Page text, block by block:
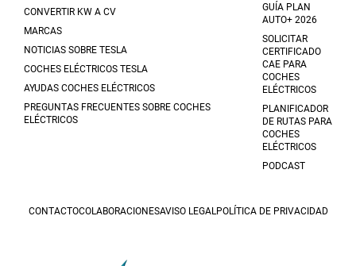
CONVERTIR KW A CV
MARCAS
NOTICIAS SOBRE TESLA
COCHES ELÉCTRICOS TESLA
AYUDAS COCHES ELÉCTRICOS
PREGUNTAS FRECUENTES SOBRE COCHES
ELÉCTRICOS
GUÍA PLAN
AUTO+ 2026
SOLICITAR
CERTIFICADO
CAE PARA
COCHES
ELÉCTRICOS
PLANIFICADOR
DE RUTAS PARA
COCHES
ELÉCTRICOS
PODCAST
CONTACTOCOLABORACIONESAVISO LEGALPOLÍTICA DE PRIVACIDAD